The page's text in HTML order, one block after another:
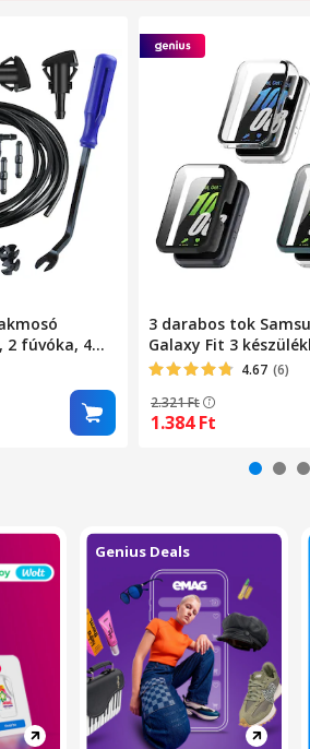
fúvóka, 4m
Dodge Grand
3 darabos tok
Galaxy Fit 3
kemény PC tok és
üveg védelem,
2024
4.67 (6)
2.321Ft
1.384Ft
Genius Deals